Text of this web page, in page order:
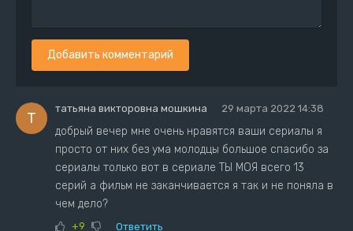
Добавить комментарий
Т
татьяна викторовна мошкина 29 марта 2022 14:38
добрый вечер мне очень нравятся ваши сериалы я
просто от них без ума молодцы большое спасибо за
сериалы только вот в сериале ТЫ МОЯ всего 13
серий а фильм не заканчивается я так и не поняла в
чем дело?
+9 Ответить